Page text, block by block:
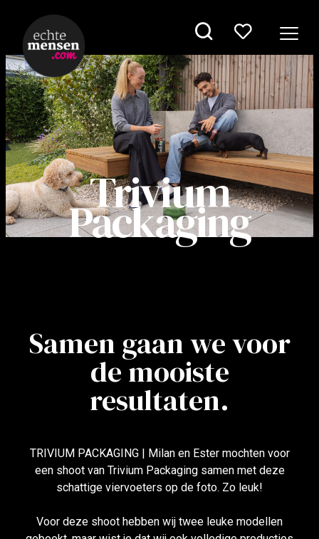
Trivium
Packaging
Samen gaan we voor
de mooiste
resultaten.
TRIVIUM PACKAGING | Milan en Ester mochten voor
een shoot van Trivium Packaging samen met deze
schattige viervoeters op de foto. Zo leuk!
Voor deze shoot hebben wij twee leuke modellen